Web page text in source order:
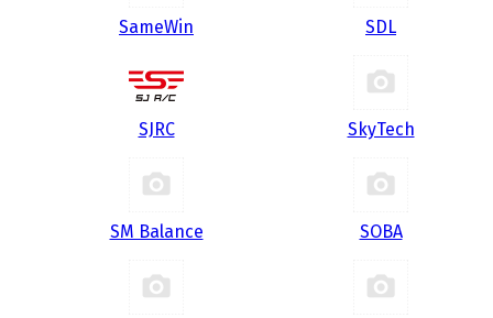
SameWin SDL
SJRC SkyTech
SM Balance SOBA